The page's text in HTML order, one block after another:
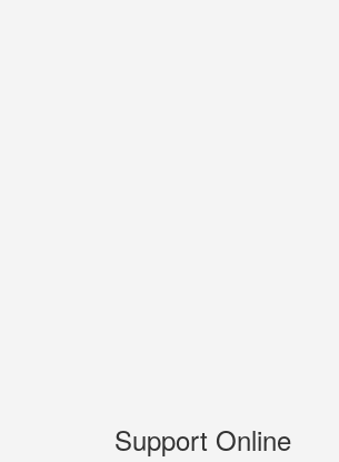
Support Online